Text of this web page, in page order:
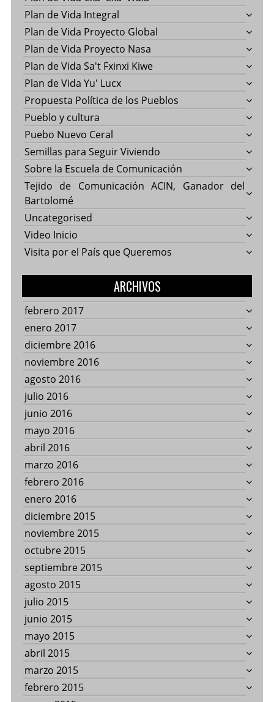
Plan de Vida Integral
Plan de Vida Proyecto Global
Plan de Vida Proyecto Nasa
Plan de Vida Sa't Fxinxi Kiwe
Plan de Vida Yu' Lucx
Propuesta Política de los Pueblos
Pueblo y cultura
Puebo Nuevo Ceral
Semillas para Seguir Viviendo
Sobre la Escuela de Comunicación
Tejido de Comunicación ACIN, Ganador del
Bartolomé
Uncategorised
Video Inicio
Visita por el País que Queremos
ARCHIVOS
febrero 2017
enero 2017
diciembre 2016
noviembre 2016
agosto 2016
julio 2016
junio 2016
mayo 2016
abril 2016
marzo 2016
febrero 2016
enero 2016
diciembre 2015
noviembre 2015
octubre 2015
septiembre 2015
agosto 2015
julio 2015
junio 2015
mayo 2015
abril 2015
marzo 2015
febrero 2015